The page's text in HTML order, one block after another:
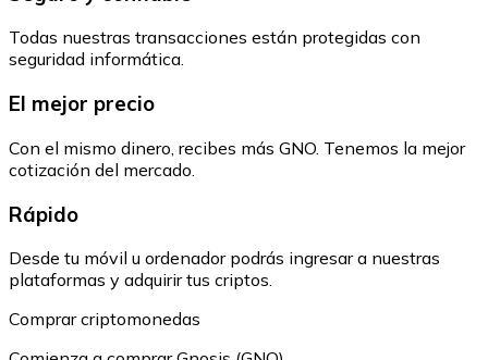
Todas nuestras transacciones están protegidas con
seguridad informática.
El mejor precio
Con el mismo dinero, recibes más GNO. Tenemos la mejor
cotización del mercado.
Rápido
Desde tu móvil u ordenador podrás ingresar a nuestras
plataformas y adquirir tus criptos.
Comprar criptomonedas